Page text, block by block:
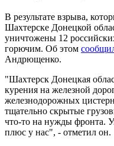
В результате взрыва,
Шахтерске Донецкой
уничтожены 12
горючим. Об этом
Андрющенко.
"Шахтерск Донецкая
курения на железной
железнодорожных
тщательно скрытые
что-то на нужды фронта.
плюс у нас", - отметил он.